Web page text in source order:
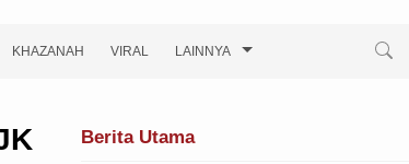
KHAZANAH VIRAL LAINNYA
Berita Utama